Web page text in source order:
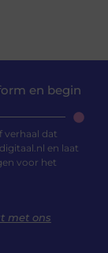
en begin
verhaal dat
en laat
voor het
met ons